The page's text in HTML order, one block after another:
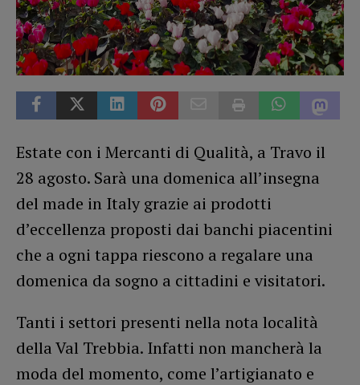
Estate con i Mercanti di Qualità, a Travo il
28 agosto. Sarà una domenica all’insegna
del made in Italy grazie ai prodotti
d’eccellenza proposti dai banchi piacentini
che a ogni tappa riescono a regalare una
domenica da sogno a cittadini e visitatori.
Tanti i settori presenti nella nota località
della Val Trebbia. Infatti non mancherà la
moda del momento, come l’artigianato e